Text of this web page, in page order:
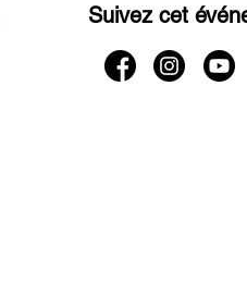
Suivez cet